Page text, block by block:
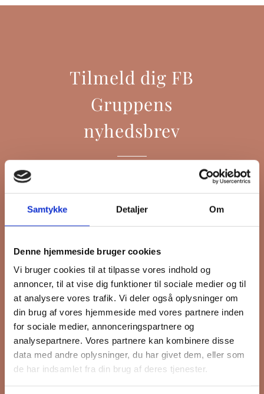
Samtykke Detaljer Om
Denne hjemmeside bruger cookies
Vi bruger cookies til at tilpasse vores indhold og
annoncer, til at vise dig funktioner til sociale medier og til
at analysere vores trafik. Vi deler også oplysninger om
din brug af vores hjemmeside med vores partnere inden
for sociale medier, annonceringspartnere og
analysepartnere. Vores partnere kan kombinere disse
data med andre oplysninger, du har givet dem, eller som
de har indsamlet fra din brug af deres tjenester.
Tilmeld dig FB
Gruppens
nyhedsbrev
sender vi blandt andet invitation til
boliger til salg, så du kan komme
først i køen.
*påkrævet
Fornavn
Efternavn